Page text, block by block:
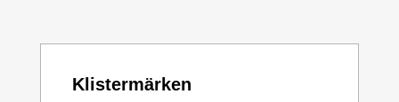
Klistermärken